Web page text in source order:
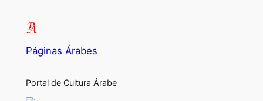
Páginas Árabes
Portal de Cultura Árabe